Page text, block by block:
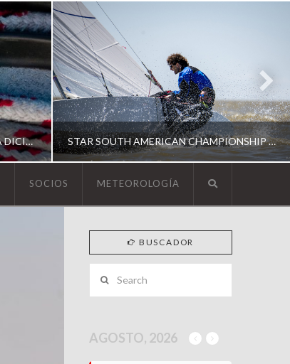
ESCUELA DE YACHTING | AGOSTO A DICIEMBRE 2026 STAR SOUTH AMERICAN CHAMPIONSHIP 2026
SOUTH AMERICAN STAR 2026
SOCIOS METEOROLOGÍA
BUSCADOR
AGOSTO, 2026